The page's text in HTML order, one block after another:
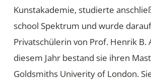
Kunstakademie, studierte
school Spektrum und wurde
Privatschülerin von Prof. Henrik B.
diesem Jahr bestand sie ihren
Goldsmiths Univerity of London.